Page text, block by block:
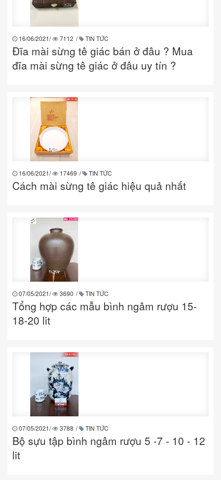
16/06/2021/ 7112 / TIN TỨC
Đĩa mài sừng tê giác bán ở đâu ? Mua
đĩa mài sừng tê giác ở đâu uy tín ?
16/06/2021/ 17469 / TIN TỨC
Cách mài sừng tê giác hiệu quả nhất
07/05/2021/ 3690 / TIN TỨC
Tổng hợp các mẫu bình ngâm rượu 15-
18-20 lit
07/05/2021/ 3788 / TIN TỨC
Bộ sựu tập bình ngâm rượu 5 -7 - 10 - 12
lit